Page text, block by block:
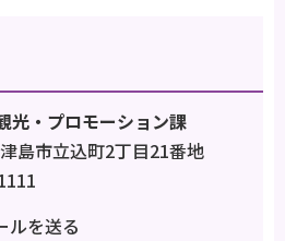
・プロモーション課
島市立込町2丁目21番地
ルを送る